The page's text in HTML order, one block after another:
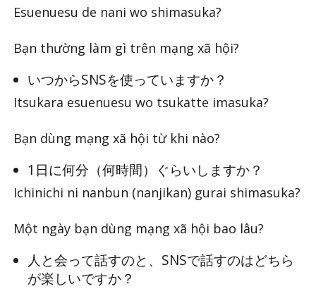
Esuenuesu de nani wo shimasuka?
Bạn thường làm gì trên mạng xã hội?
いつからSNSを使っていますか？
Itsukara esuenuesu wo tsukatte imasuka?
Bạn dùng mạng xã hội từ khi nào?
1日に何分（何時間）ぐらいしますか？
Ichinichi ni nanbun (nanjikan) gurai shimasuka?
Một ngày bạn dùng mạng xã hội bao lâu?
人と会って話すのと、SNSで話すのはどちら
が楽しいですか？